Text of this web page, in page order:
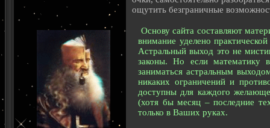
ощутить безграничные
Основу сайта составляют
внимание уделено
Астральный выход это не
законы. Но если математику
заниматься астральным
никаких ограничений и
доступны для каждого
(хотя бы месяц – последние
только в Ваших руках.